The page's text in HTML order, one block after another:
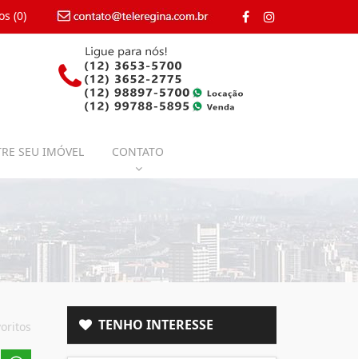
contato@teleregina.com.br
(0)
SEU IMÓVEL CONTATO
TENHO INTERESSE